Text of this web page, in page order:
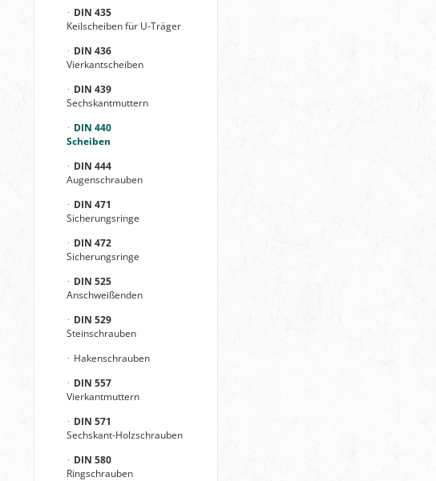
DIN 435
Keilscheiben für U-Träger
DIN 436
Vierkantscheiben
DIN 439
Sechskantmuttern
DIN 440
Scheiben
DIN 444
Augenschrauben
DIN 471
Sicherungsringe
DIN 472
Sicherungsringe
DIN 525
Anschweißenden
DIN 529
Steinschrauben
Hakenschrauben
DIN 557
Vierkantmuttern
DIN 571
Sechskant-Holzschrauben
DIN 580
Ringschrauben